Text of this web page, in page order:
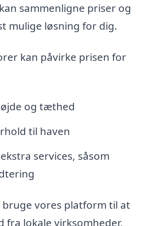
sammenligne priser og
mulige løsning for dig.
kan påvirke prisen for
og tæthed
til haven
services, såsom
bruge vores platform til at
fra lokale virksomheder,